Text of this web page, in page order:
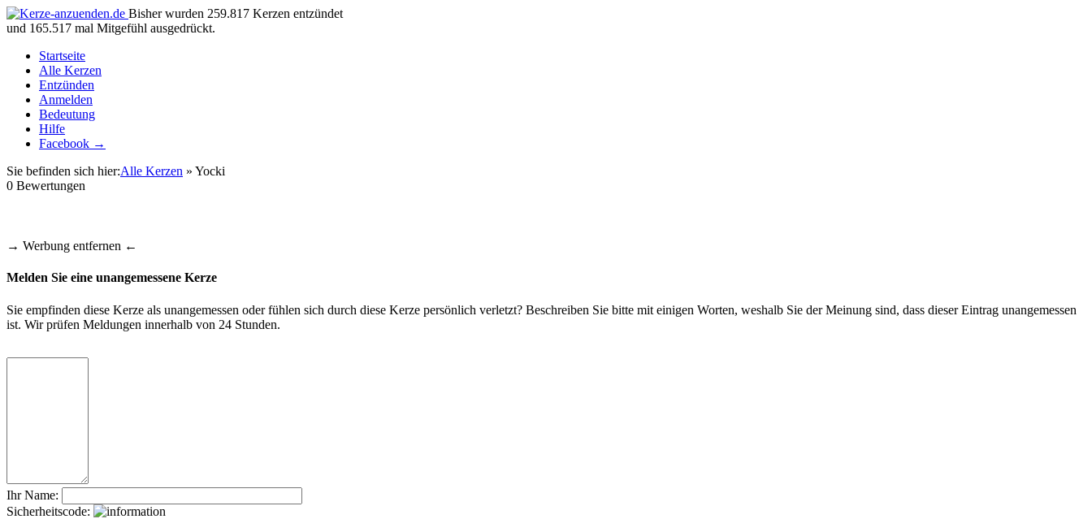
Bisher wurden 259.817 Kerzen entzündet
und 165.517 mal Mitgefühl ausgedrückt.
Startseite
Alle Kerzen
Entzünden
Anmelden
Bedeutung
Hilfe
Facebook →
Sie befinden sich hier:Alle Kerzen » Yocki
0 Bewertungen
→ Werbung entfernen ←
Melden Sie eine unangemessene Kerze
Sie empfinden diese Kerze als unangemessen oder fühlen sich durch diese Kerze persönlich verletzt? Beschreiben Sie bitte mit einigen Worten, weshalb Sie der Meinung sind, dass dieser Eintrag unangemessen
ist. Wir prüfen Meldungen innerhalb von 24 Stunden.
Ihr Name:
Sicherheitscode: